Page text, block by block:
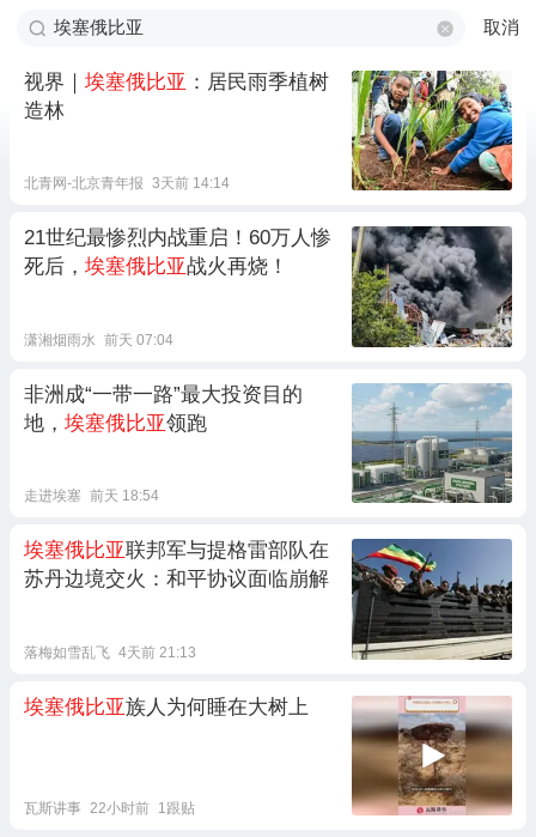
取消
视界｜ 埃塞俄比亚 ：居民雨季植树
造林
北青网-北京青年报 3天前 14:14
21世纪最惨烈内战重启！60万人惨
死后， 埃塞俄比亚战火再烧！
潇湘烟雨水 前天 07:04
非洲成“一带一路”最大投资目的
地， 埃塞俄比亚领跑
走进埃塞 前天 18:54
埃塞俄比亚联邦军与提格雷部队在
苏丹边境交火：和平协议面临崩解
落梅如雪乱飞 4天前 21:13
埃塞俄比亚族人为何睡在大树上
瓦斯讲事 22小时前 1跟贴